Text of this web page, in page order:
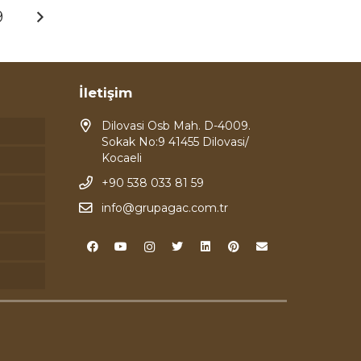
İletişim
Dilovasi Osb Mah. D-4009.
Sokak No:9 41455 Dilovasi/
Kocaeli
+90 538 033 81 59
info@grupagac.com.tr